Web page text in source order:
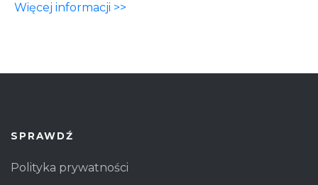
Więcej informacji >>
SPRAWDŹ
Polityka prywatności